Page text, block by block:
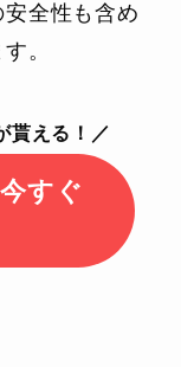
全性も含め
。
貰える！／
すぐ